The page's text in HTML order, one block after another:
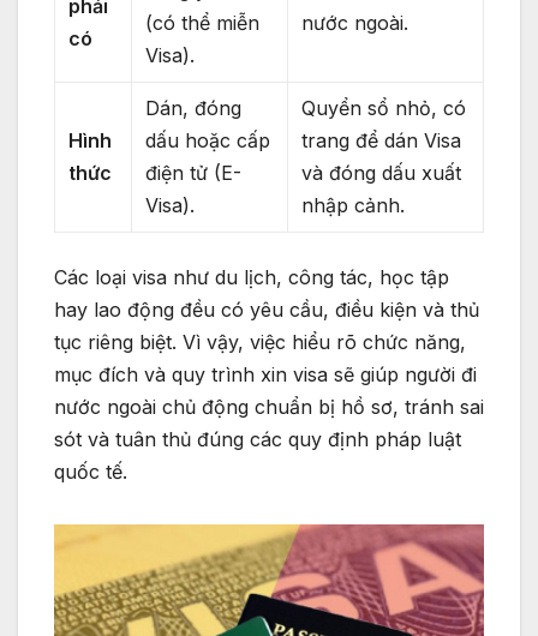
phải
có
(có thể miễn
Visa).
nước ngoài.
Hình
thức
Dán, đóng
dấu hoặc cấp
điện tử (E-
Visa).
Quyển sổ nhỏ, có
trang để dán Visa
và đóng dấu xuất
nhập cảnh.
Các loại visa như du lịch, công tác, học tập
hay lao động đều có yêu cầu, điều kiện và thủ
tục riêng biệt. Vì vậy, việc hiểu rõ chức năng,
mục đích và quy trình xin visa sẽ giúp người đi
nước ngoài chủ động chuẩn bị hồ sơ, tránh sai
sót và tuân thủ đúng các quy định pháp luật
quốc tế.